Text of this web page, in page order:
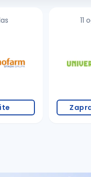
11